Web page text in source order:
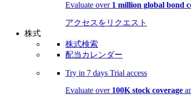
Evaluate over 1 million global bond
アクセスをリクエスト
株式
株式検索
配当カレンダー
Try in 7 days Trial access
Evaluate over 100K stock coverage